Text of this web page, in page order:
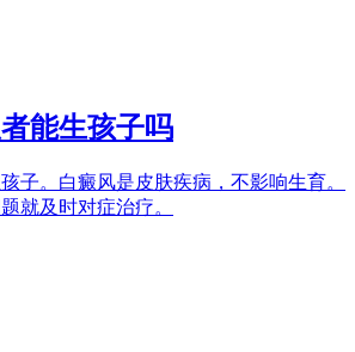
能生孩子吗
子。白癜风是皮肤疾病，不影响生育。
就及时对症治疗。